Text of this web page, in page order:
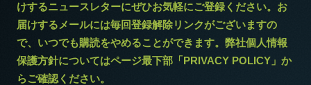
けするニュースレターにぜひお気軽にご登録ください。お
届けするメールには毎回登録解除リンクがございますの
で、いつでも購読をやめることができます。弊社個人情報
保護方針についてはページ最下部「PRIVACY POLICY」か
らご確認ください。